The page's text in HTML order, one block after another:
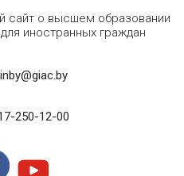
сайт о высшем образовании
иностранных граждан
250-12-00